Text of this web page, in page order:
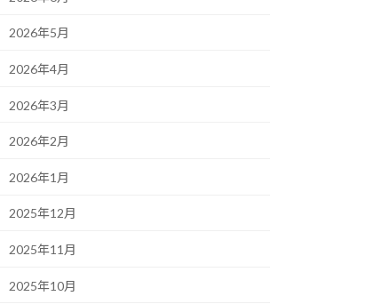
2026年5月
2026年4月
2026年3月
2026年2月
2026年1月
2025年12月
2025年11月
2025年10月